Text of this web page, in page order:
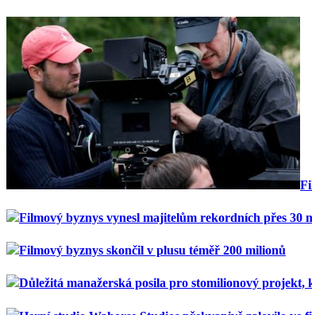
Filmový byznys vynesl majitelům rekordních přes 30
Filmový byznys skončil v plusu téměř 200 milionů
Důležitá manažerská posila pro stomilionový